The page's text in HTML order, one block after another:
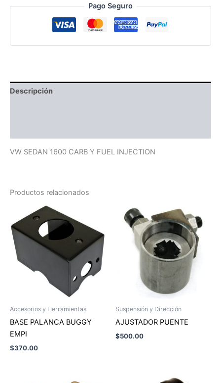
cantidad
Pago Seguro
Descripción
VW SEDAN 1600 CARB Y FUEL INJECTION
Productos relacionados
Accesorios y Herramientas
BASE PALANCA BUGGY
EMPI
$370.00
Suspensión y Dirección
AJUSTADOR PUENTE
$500.00